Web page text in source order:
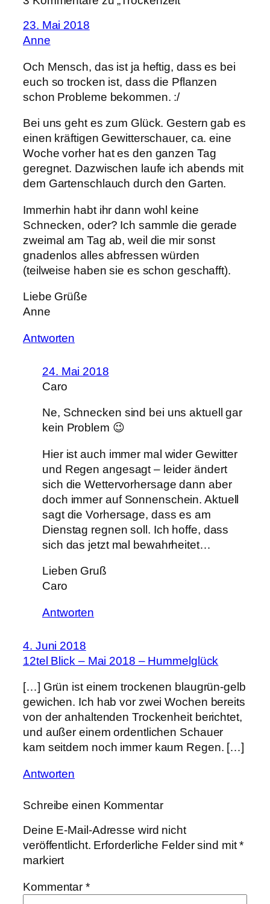
23. Mai 2018
Anne
Och Mensch, das ist ja heftig, dass es bei
euch so trocken ist, dass die Pflanzen
schon Probleme bekommen. :/
Bei uns geht es zum Glück. Gestern gab es
einen kräftigen Gewitterschauer, ca. eine
Woche vorher hat es den ganzen Tag
geregnet. Dazwischen laufe ich abends mit
dem Gartenschlauch durch den Garten.
Immerhin habt ihr dann wohl keine
Schnecken, oder? Ich sammle die gerade
zweimal am Tag ab, weil die mir sonst
gnadenlos alles abfressen würden
(teilweise haben sie es schon geschafft).
Liebe Grüße
Anne
Antworten
24. Mai 2018
Caro
Ne, Schnecken sind bei uns aktuell gar
kein Problem 😉
Hier ist auch immer mal wider Gewitter
und Regen angesagt – leider ändert
sich die Wettervorhersage dann aber
doch immer auf Sonnenschein. Aktuell
sagt die Vorhersage, dass es am
Dienstag regnen soll. Ich hoffe, dass
sich das jetzt mal bewahrheitet…
Lieben Gruß
Caro
Antworten
4. Juni 2018
12tel Blick – Mai 2018 – Hummelglück
[…] Grün ist einem trockenen blaugrün-gelb
gewichen. Ich hab vor zwei Wochen bereits
von der anhaltenden Trockenheit berichtet,
und außer einem ordentlichen Schauer
kam seitdem noch immer kaum Regen. […]
Antworten
Schreibe einen Kommentar
Deine E-Mail-Adresse wird nicht
veröffentlicht. Erforderliche Felder sind mit*
markiert
Kommentar*